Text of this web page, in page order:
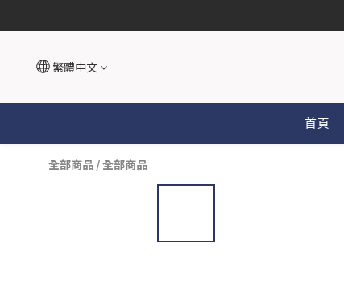
繁體中文
首頁
全部商品 /全部商品